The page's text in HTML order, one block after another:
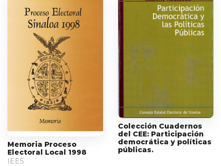
Memoria Proceso
Electoral Local 1998
IEES
Colección Cuadernos
del CEE: Participación
democrática y políticas
públicas.